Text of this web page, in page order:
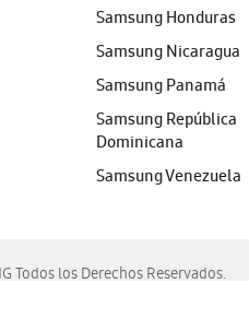
Samsung Honduras
Samsung Nicaragua
Samsung Panamá
Samsung República
Dominicana
Samsung Venezuela
Todos los Derechos Reservados.